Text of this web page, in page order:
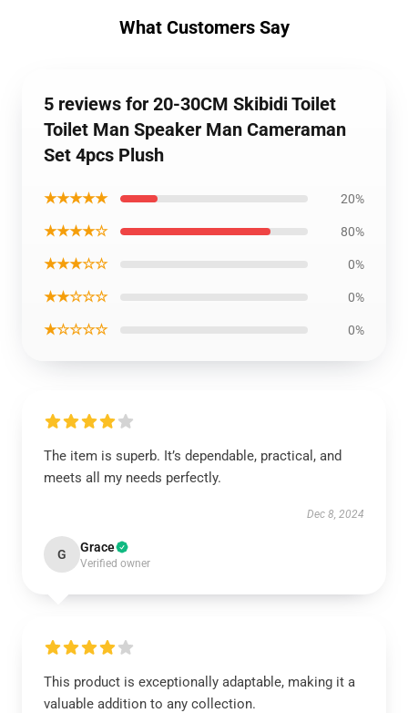
What Customers Say
5 reviews for 20-30CM Skibidi Toilet
Toilet Man Speaker Man Cameraman
Set 4pcs Plush
★★★★★ 20%
★★★★☆ 80%
★★★☆☆ 0%
★★☆☆☆ 0%
★☆☆☆☆ 0%
The item is superb. It’s dependable, practical, and
meets all my needs perfectly.
Dec 8, 2024
G Grace
Verified owner
This product is exceptionally adaptable, making it a
valuable addition to any collection.